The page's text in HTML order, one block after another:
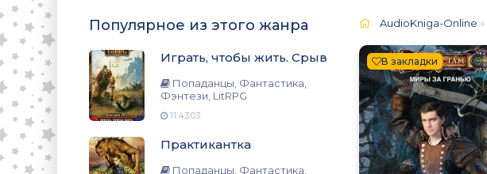
Популярное из этого жанра
Играть, чтобы жить. Срыв
Попаданцы, Фантастика,
Фэнтези, LitRPG
11:43:03
Практикантка
Попаданцы, Фантастика,
AudioKniga-Online »
В закладки